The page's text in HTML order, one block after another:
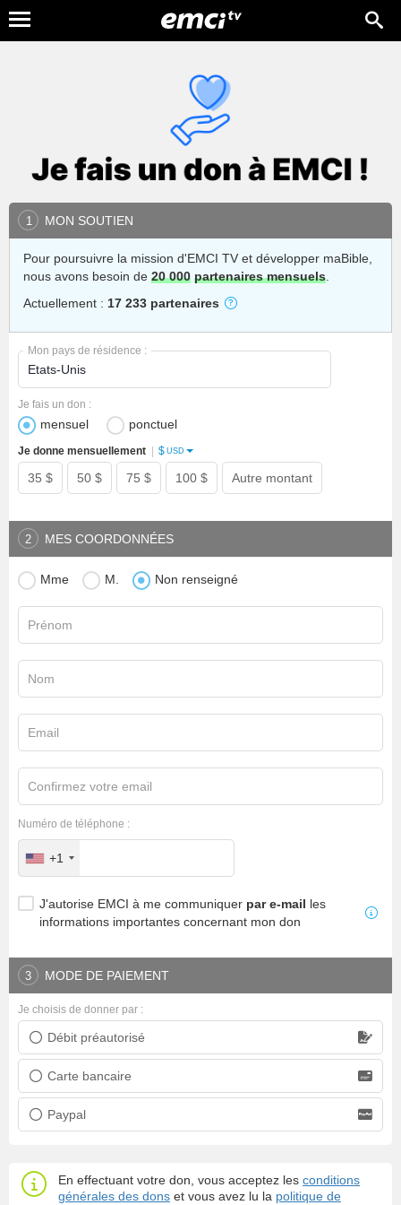
1 MON SOUTIEN
Pour poursuivre la mission d'EMCI TV et développer maBible,
nous avons besoin de 20 000 partenaires mensuels.
Actuellement : 17 233 partenaires
Mon pays de résidence :
mensuel ponctuel
Je fais un don :
35 $ 50 $ 75 $ 100 $ Autre montant
Je donne mensuellement $ USD
2 MES COORDONNÉES
Mme M. Non renseigné
Prénom
Nom
Email
Confirmez votre email
Numéro de téléphone :
+1
J'autorise EMCI à me communiquer par e-mail les
informations importantes concernant mon don
3 MODE DE PAIEMENT
Débit préautorisé
Prélèvement bancaire
Carte bancaire
Carte bancaire
Paypal
Paypal
Je choisis de donner par :
En effectuant votre don, vous acceptez les conditions
générales des dons et vous avez lu la politique de